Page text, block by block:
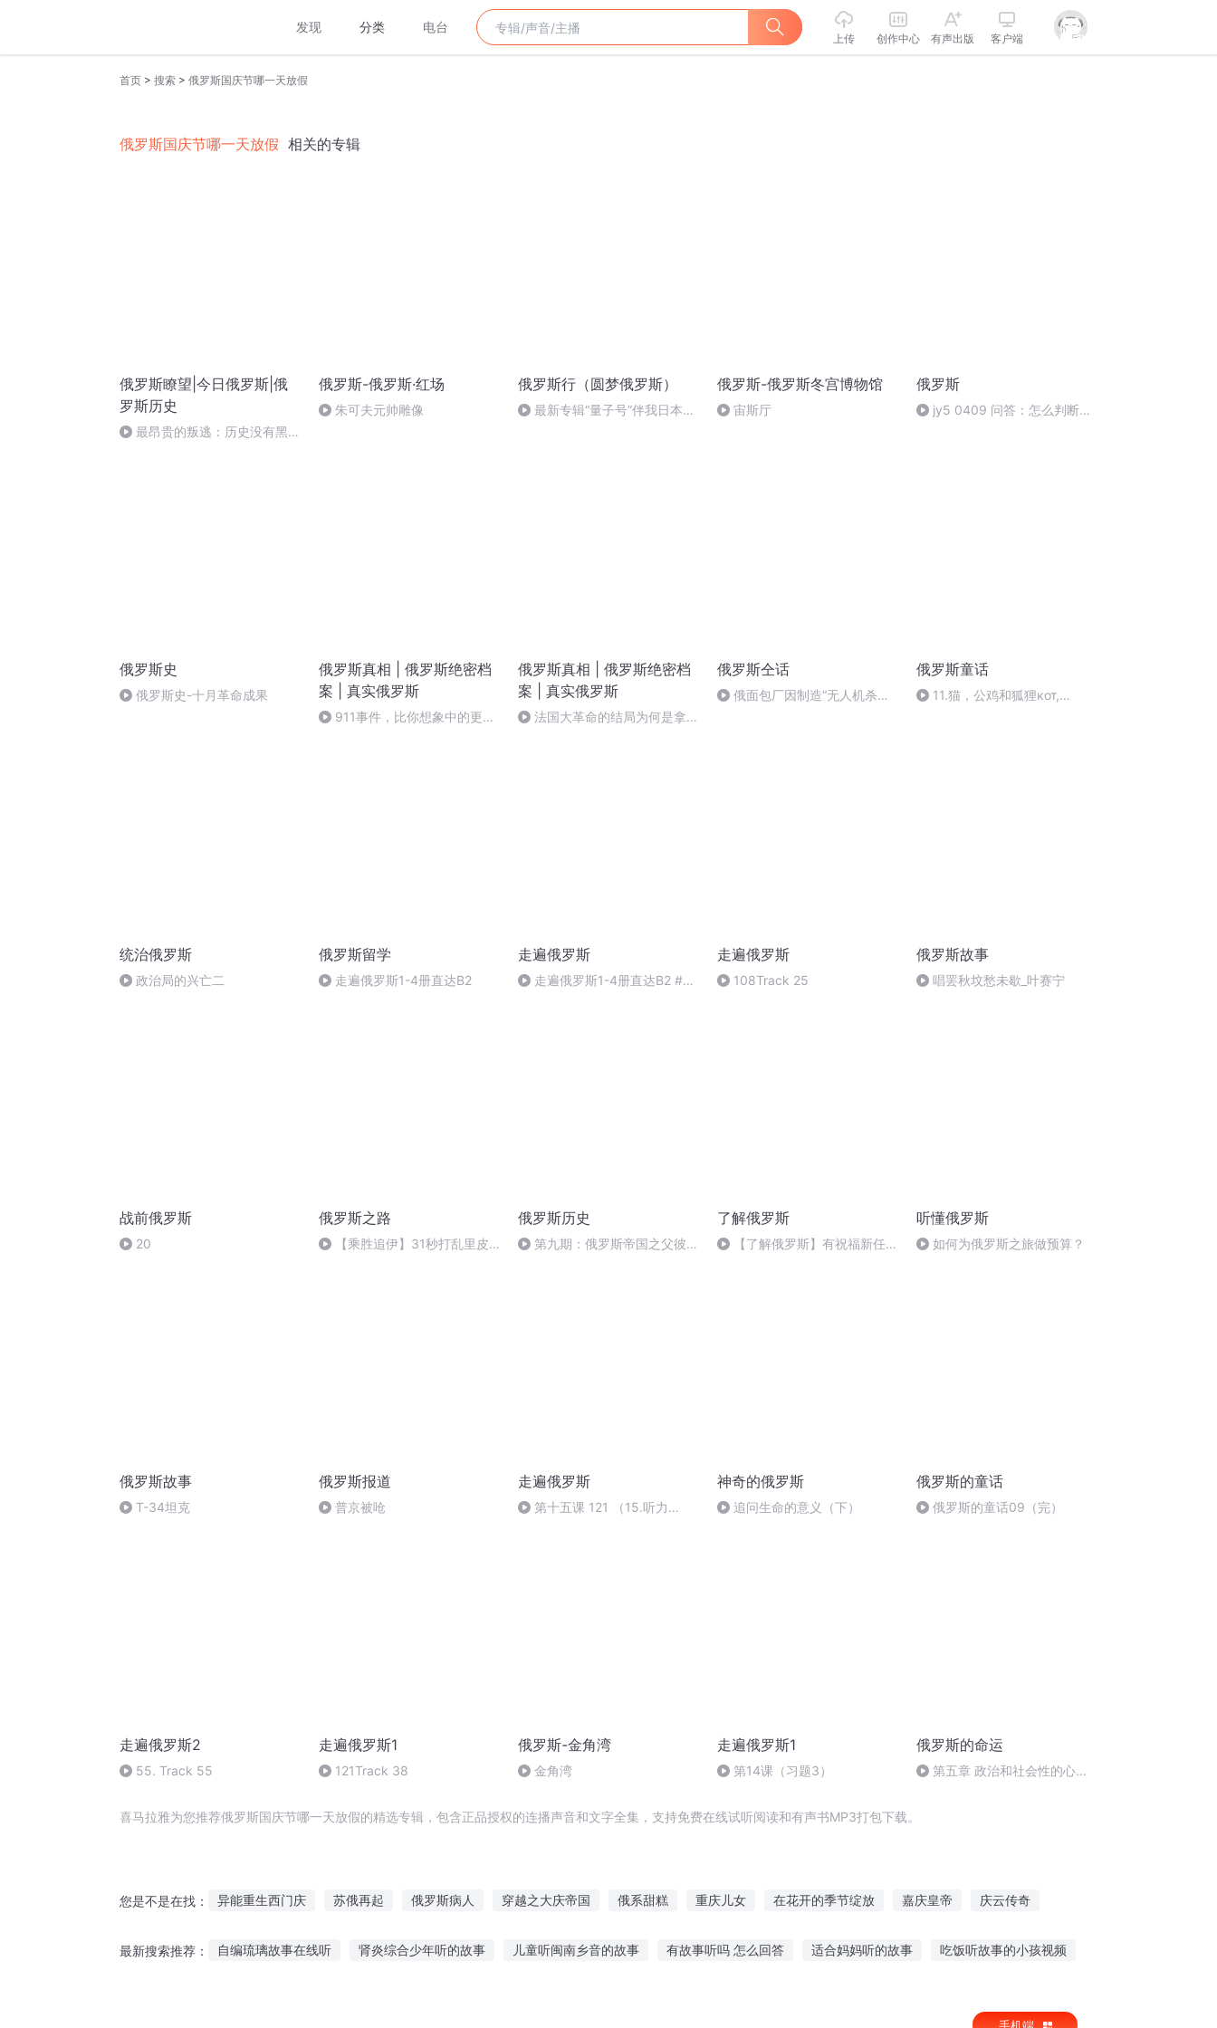
发现 分类 电台
上传 创作中心 有声出版 客户端
首页 > 搜索 > 俄罗斯国庆节哪一天放假
俄罗斯国庆节哪一天放假 相关的专辑
俄罗斯瞭望|今日俄罗斯|俄
罗斯历史
最昂贵的叛逃：历史没有黑
俄罗斯-俄罗斯·红场
朱可夫元帅雕像
俄罗斯行（圆梦俄罗斯）
最新专辑“量子号”伴我日本行
俄罗斯-俄罗斯冬宫博物馆
宙斯厅
俄罗斯
jy5 0409 问答：怎么判断AI
俄罗斯史
俄罗斯史-十月革命成果
俄罗斯真相 | 俄罗斯绝密档
案 | 真实俄罗斯
911事件，比你想象中的更加
俄罗斯真相 | 俄罗斯绝密档
案 | 真实俄罗斯
法国大革命的结局为何是拿破
俄罗斯仝话
俄面包厂因制造“无人机杀
俄罗斯童话
11.猫，公鸡和狐狸кот,
统治俄罗斯
政治局的兴亡二
俄罗斯留学
走遍俄罗斯1-4册直达B2
走遍俄罗斯
走遍俄罗斯1-4册直达B2 #俄
走遍俄罗斯
108Track 25
俄罗斯故事
唱罢秋坟愁未歇_叶赛宁
战前俄罗斯
20
俄罗斯之路
【乘胜追伊】31秒打乱里皮
俄罗斯历史
第九期：俄罗斯帝国之父彼得
了解俄罗斯
【了解俄罗斯】有祝福新任总
听懂俄罗斯
如何为俄罗斯之旅做预算？
俄罗斯故事
T-34坦克
俄罗斯报道
普京被呛
走遍俄罗斯
第十五课 121 （15.听力
神奇的俄罗斯
追问生命的意义（下）
俄罗斯的童话
俄罗斯的童话09（完）
走遍俄罗斯2
55. Track 55
走遍俄罗斯1
121Track 38
俄罗斯-金角湾
金角湾
走遍俄罗斯1
第14课（习题3）
俄罗斯的命运
第五章 政治和社会性的心理
喜马拉雅为您推荐俄罗斯国庆节哪一天放假的精选专辑，包含正品授权的连播声音和文字全集，支持免费在线试听阅读和有声书MP3打包下载。
您是不是在找： 异能重生西门庆 苏俄再起 俄罗斯病人 穿越之大庆帝国 俄系甜糕 重庆儿女 在花开的季节绽放 嘉庆皇帝 庆云传奇
最新搜索推荐： 自编琉璃故事在线听 肾炎综合少年听的故事 儿童听闽南乡音的故事 有故事听吗 怎么回答 适合妈妈听的故事 吃饭听故事的小孩视频